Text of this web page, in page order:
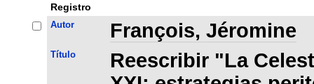
Registro
Autor François, Jéromine
Título
Reescribir "La